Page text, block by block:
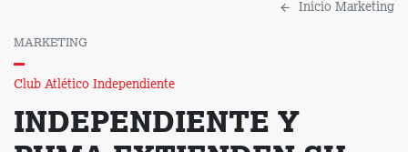
Inicio Marketing
MARKETING
Club Atlético Independiente
INDEPENDIENTE Y